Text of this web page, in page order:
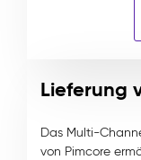
Lieferung
Das Multi-
von Pimcore